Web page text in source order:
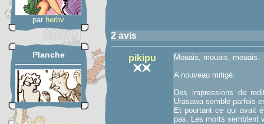
par herbv
Planche
2 avis
pikipu
Mouais, mouais, mouais.
A nouveau mitigé.
Des impressions de
Urasawa semble parfois
Et pourtant ce qui avait
pas. Les morts semblent